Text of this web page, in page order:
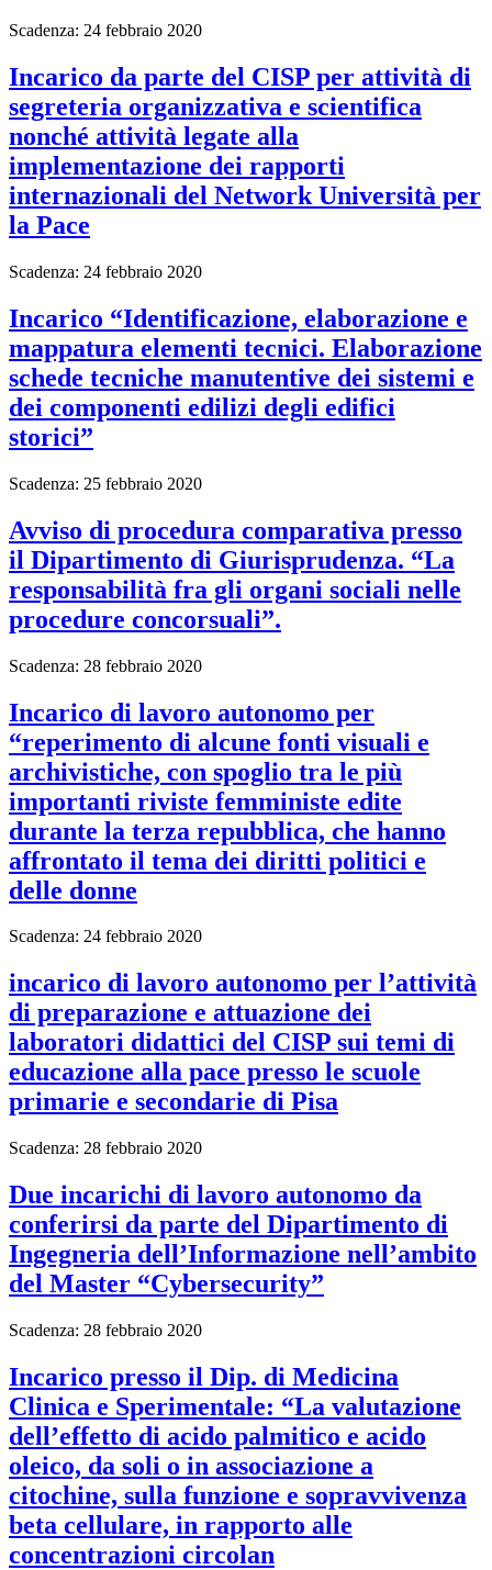
Scadenza: 24 febbraio 2020
Incarico da parte del CISP per attività di
segreteria organizzativa e scientifica
nonché attività legate alla
implementazione dei rapporti
internazionali del Network Università per
la Pace
Scadenza: 24 febbraio 2020
Incarico “Identificazione, elaborazione e
mappatura elementi tecnici. Elaborazione
schede tecniche manutentive dei sistemi e
dei componenti edilizi degli edifici
storici”
Scadenza: 25 febbraio 2020
Avviso di procedura comparativa presso
il Dipartimento di Giurisprudenza. “La
responsabilità fra gli organi sociali nelle
procedure concorsuali”.
Scadenza: 28 febbraio 2020
Incarico di lavoro autonomo per
“reperimento di alcune fonti visuali e
archivistiche, con spoglio tra le più
importanti riviste femministe edite
durante la terza repubblica, che hanno
affrontato il tema dei diritti politici e
delle donne
Scadenza: 24 febbraio 2020
incarico di lavoro autonomo per l’attività
di preparazione e attuazione dei
laboratori didattici del CISP sui temi di
educazione alla pace presso le scuole
primarie e secondarie di Pisa
Scadenza: 28 febbraio 2020
Due incarichi di lavoro autonomo da
conferirsi da parte del Dipartimento di
Ingegneria dell’Informazione nell’ambito
del Master “Cybersecurity”
Scadenza: 28 febbraio 2020
Incarico presso il Dip. di Medicina
Clinica e Sperimentale: “La valutazione
dell’effetto di acido palmitico e acido
oleico, da soli o in associazione a
citochine, sulla funzione e sopravvivenza
beta cellulare, in rapporto alle
concentrazioni circolan